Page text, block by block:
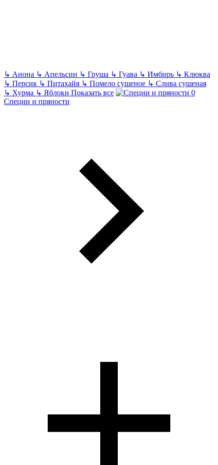
↳ Анона ↳ Апельсин ↳ Груша ↳ Гуава ↳ Имбирь ↳ Клюква
↳ Персик ↳ Питахайя ↳ Помело сушеное ↳ Слива сушеная
↳ Хурма ↳ Яблоки Показать все
Специи и пряности